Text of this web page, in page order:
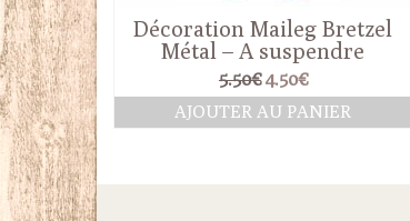
Décoration Maileg Bretzel
Métal – A suspendre
5.50€ Le
prix
initial
4.50€Le
prix
actuel
AJOUTER AU PANIER